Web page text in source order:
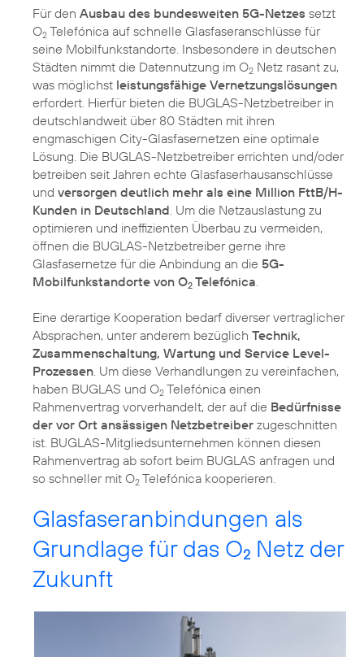
Für den Ausbau des bundesweiten 5G-Netzes setzt
O2 Telefónica auf schnelle Glasfaseranschlüsse für
seine Mobilfunkstandorte. Insbesondere in deutschen
Städten nimmt die Datennutzung im O2 Netz rasant zu,
was möglichst leistungsfähige Vernetzungslösungen
erfordert. Hierfür bieten die BUGLAS-Netzbetreiber in
deutschlandweit über 80 Städten mit ihren
engmaschigen City-Glasfasernetzen eine optimale
Lösung. Die BUGLAS-Netzbetreiber errichten und/oder
betreiben seit Jahren echte Glasfaserhausanschlüsse
und versorgen deutlich mehr als eine Million FttB/H-
Kunden in Deutschland . Um die Netzauslastung zu
optimieren und ineffizienten Überbau zu vermeiden,
öffnen die BUGLAS-Netzbetreiber gerne ihre
Glasfasernetze für die Anbindung an die 5G-
Mobilfunkstandorte von O2 Telefónica
Eine derartige Kooperation bedarf diverser vertraglicher
Absprachen, unter anderem bezüglich Technik,
Zusammenschaltung, Wartung und Service Level-
Prozessen . Um diese Verhandlungen zu vereinfachen,
haben BUGLAS und O2 Telefónica einen
Rahmenvertrag vorverhandelt, der auf die Bedürfnisse
der vor Ort ansässigen Netzbetreiber zugeschnitten
ist. BUGLAS-Mitgliedsunternehmen können diesen
Rahmenvertrag ab sofort beim BUGLAS anfragen und
so schneller mit O2 Telefónica kooperieren.
Glasfaseranbindungen als
Grundlage für das O2 Netz der
Zukunft